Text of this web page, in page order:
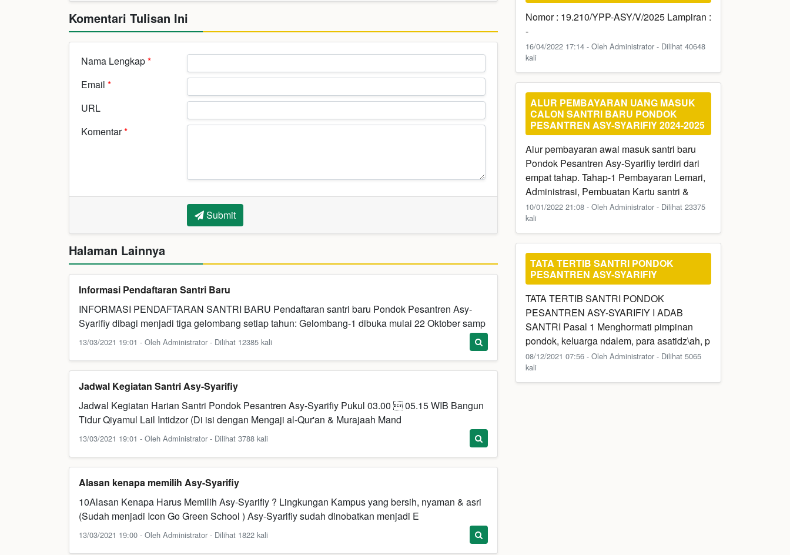
Komentari Tulisan Ini
Nama Lengkap*
Email *
URL
Komentar*
Submit
Halaman Lainnya
Informasi Pendaftaran Santri Baru
INFORMASI PENDAFTARAN SANTRI BARU Pendaftaran santri baru Pondok Pesantren Asy-
Syarifiy dibagi menjadi tiga gelombang setiap tahun: Gelombang-1 dibuka mulai 22 Oktober samp
13/03/2021 19:01 - Oleh Administrator - Dilihat 12385 kali
Jadwal Kegiatan Santri Asy-Syarifiy
Jadwal Kegiatan Harian Santri Pondok Pesantren Asy-Syarifiy Pukul 03.00  05.15 WIB Bangun
Tidur Qiyamul Lail Intidzor (Di isi dengan Mengaji al-Qur'an & Murajaah Mand
13/03/2021 19:01 - Oleh Administrator - Dilihat 3788 kali
Alasan kenapa memilih Asy-Syarifiy
10Alasan Kenapa Harus Memilih Asy-Syarifiy ? Lingkungan Kampus yang bersih, nyaman & asri
(Sudah menjadi Icon Go Green School ) Asy-Syarifiy sudah dinobatkan menjadi E
13/03/2021 19:00 - Oleh Administrator - Dilihat 1822 kali
Nomor : 19.210/YPP-ASY/V/2025 Lampiran :
-
16/04/2022 17:14 - Oleh Administrator - Dilihat 40648
kali
ALUR PEMBAYARAN UANG MASUK
CALON SANTRI BARU PONDOK
PESANTREN ASY-SYARIFIY 2024-2025
Alur pembayaran awal masuk santri baru
Pondok Pesantren Asy-Syarifiy terdiri dari
empat tahap. Tahap-1 Pembayaran Lemari,
Administrasi, Pembuatan Kartu santri &
10/01/2022 21:08 - Oleh Administrator - Dilihat 23375
kali
TATA TERTIB SANTRI PONDOK
PESANTREN ASY-SYARIFIY
TATA TERTIB SANTRI PONDOK
PESANTREN ASY-SYARIFIY I ADAB
SANTRI Pasal 1 Menghormati pimpinan
pondok, keluarga ndalem, para asatidz\ah, p
08/12/2021 07:56 - Oleh Administrator - Dilihat 5065
kali